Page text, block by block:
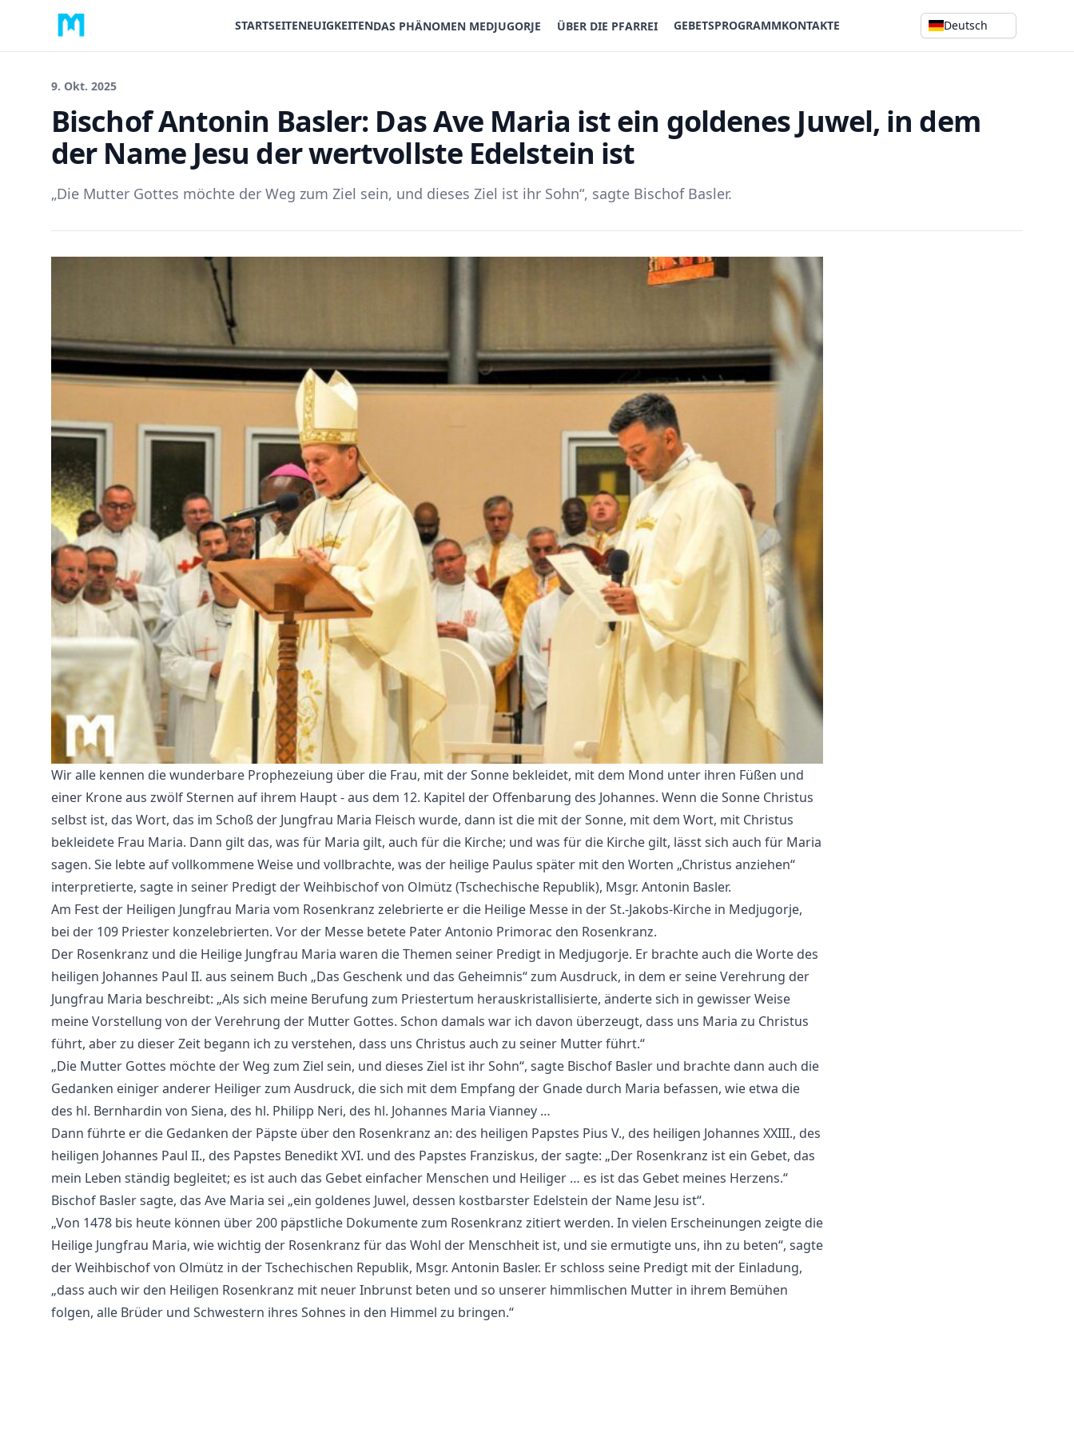
STARTSEITENEUIGKEITENDAS PHÄNOMEN MEDJUGORJE ÜBER DIE PFARREI GEBETSPROGRAMMKONTAKTE Deutsch
9. Okt. 2025
Bischof Antonin Basler: Das Ave Maria ist ein goldenes Juwel, in dem
der Name Jesu der wertvollste Edelstein ist
„Die Mutter Gottes möchte der Weg zum Ziel sein, und dieses Ziel ist ihr Sohn“, sagte Bischof Basler.
Wir alle kennen die wunderbare Prophezeiung über die Frau, mit der Sonne bekleidet, mit dem Mond unter ihren Füßen und
einer Krone aus zwölf Sternen auf ihrem Haupt - aus dem 12. Kapitel der Offenbarung des Johannes. Wenn die Sonne Christus
selbst ist, das Wort, das im Schoß der Jungfrau Maria Fleisch wurde, dann ist die mit der Sonne, mit dem Wort, mit Christus
bekleidete Frau Maria. Dann gilt das, was für Maria gilt, auch für die Kirche; und was für die Kirche gilt, lässt sich auch für Maria
sagen. Sie lebte auf vollkommene Weise und vollbrachte, was der heilige Paulus später mit den Worten „Christus anziehen“
interpretierte, sagte in seiner Predigt der Weihbischof von Olmütz (Tschechische Republik), Msgr. Antonin Basler.
Am Fest der Heiligen Jungfrau Maria vom Rosenkranz zelebrierte er die Heilige Messe in der St.-Jakobs-Kirche in Medjugorje,
bei der 109 Priester konzelebrierten. Vor der Messe betete Pater Antonio Primorac den Rosenkranz.
Der Rosenkranz und die Heilige Jungfrau Maria waren die Themen seiner Predigt in Medjugorje. Er brachte auch die Worte des
heiligen Johannes Paul II. aus seinem Buch „Das Geschenk und das Geheimnis“ zum Ausdruck, in dem er seine Verehrung der
Jungfrau Maria beschreibt: „Als sich meine Berufung zum Priestertum herauskristallisierte, änderte sich in gewisser Weise
meine Vorstellung von der Verehrung der Mutter Gottes. Schon damals war ich davon überzeugt, dass uns Maria zu Christus
führt, aber zu dieser Zeit begann ich zu verstehen, dass uns Christus auch zu seiner Mutter führt.“
„Die Mutter Gottes möchte der Weg zum Ziel sein, und dieses Ziel ist ihr Sohn“, sagte Bischof Basler und brachte dann auch die
Gedanken einiger anderer Heiliger zum Ausdruck, die sich mit dem Empfang der Gnade durch Maria befassen, wie etwa die
des hl. Bernhardin von Siena, des hl. Philipp Neri, des hl. Johannes Maria Vianney …
Dann führte er die Gedanken der Päpste über den Rosenkranz an: des heiligen Papstes Pius V., des heiligen Johannes XXIII., des
heiligen Johannes Paul II., des Papstes Benedikt XVI. und des Papstes Franziskus, der sagte: „Der Rosenkranz ist ein Gebet, das
mein Leben ständig begleitet; es ist auch das Gebet einfacher Menschen und Heiliger … es ist das Gebet meines Herzens.“
Bischof Basler sagte, das Ave Maria sei „ein goldenes Juwel, dessen kostbarster Edelstein der Name Jesu ist“.
„Von 1478 bis heute können über 200 päpstliche Dokumente zum Rosenkranz zitiert werden. In vielen Erscheinungen zeigte die
Heilige Jungfrau Maria, wie wichtig der Rosenkranz für das Wohl der Menschheit ist, und sie ermutigte uns, ihn zu beten“, sagte
der Weihbischof von Olmütz in der Tschechischen Republik, Msgr. Antonin Basler. Er schloss seine Predigt mit der Einladung,
„dass auch wir den Heiligen Rosenkranz mit neuer Inbrunst beten und so unserer himmlischen Mutter in ihrem Bemühen
folgen, alle Brüder und Schwestern ihres Sohnes in den Himmel zu bringen.“